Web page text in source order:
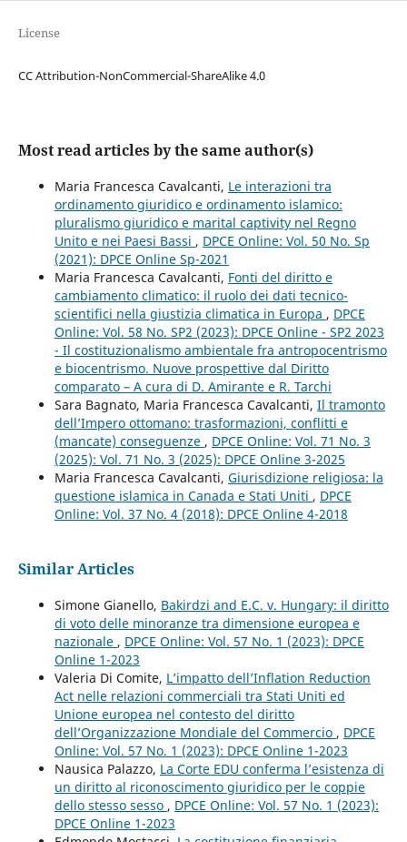
License
CC Attribution-NonCommercial-ShareAlike 4.0
Most read articles by the same author(s)
Maria Francesca Cavalcanti, Le interazioni tra
ordinamento giuridico e ordinamento islamico:
pluralismo giuridico e marital captivity nel Regno
Unito e nei Paesi Bassi , DPCE Online: Vol. 50 No. Sp
(2021): DPCE Online Sp-2021
Maria Francesca Cavalcanti, Fonti del diritto e
cambiamento climatico: il ruolo dei dati tecnico-
scientifici nella giustizia climatica in Europa , DPCE
Online: Vol. 58 No. SP2 (2023): DPCE Online - SP2 2023
- Il costituzionalismo ambientale fra antropocentrismo
e biocentrismo. Nuove prospettive dal Diritto
comparato – A cura di D. Amirante e R. Tarchi
Sara Bagnato, Maria Francesca Cavalcanti, Il tramonto
dell’Impero ottomano: trasformazioni, conflitti e
(mancate) conseguenze , DPCE Online: Vol. 71 No. 3
(2025): Vol. 71 No. 3 (2025): DPCE Online 3-2025
Maria Francesca Cavalcanti, Giurisdizione religiosa: la
questione islamica in Canada e Stati Uniti , DPCE
Online: Vol. 37 No. 4 (2018): DPCE Online 4-2018
Similar Articles
Simone Gianello, Bakirdzi and E.C. v. Hungary: il diritto
di voto delle minoranze tra dimensione europea e
nazionale , DPCE Online: Vol. 57 No. 1 (2023): DPCE
Online 1-2023
Valeria Di Comite, L’impatto dell’Inflation Reduction
Act nelle relazioni commerciali tra Stati Uniti ed
Unione europea nel contesto del diritto
dell’Organizzazione Mondiale del Commercio , DPCE
Online: Vol. 57 No. 1 (2023): DPCE Online 1-2023
Nausica Palazzo, La Corte EDU conferma l’esistenza di
un diritto al riconoscimento giuridico per le coppie
dello stesso sesso , DPCE Online: Vol. 57 No. 1 (2023):
DPCE Online 1-2023